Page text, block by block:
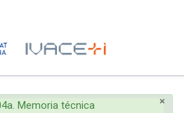
×
Memoria técnica